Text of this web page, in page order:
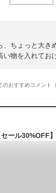
ちょっと大き
物を入れてお
のおすすめコメント（